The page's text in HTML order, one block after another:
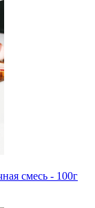
смесь - 100г